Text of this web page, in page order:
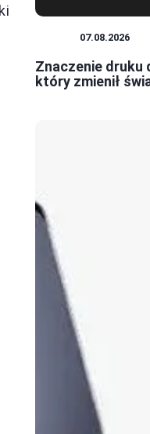
07.08.2026
Znaczenie druku
który zmienił